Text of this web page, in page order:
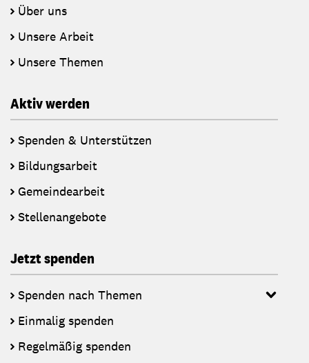
Über uns
Unsere Arbeit
Unsere Themen
Aktiv werden
Spenden & Unterstützen
Bildungsarbeit
Gemeindearbeit
Stellenangebote
Jetzt spenden
Spenden nach Themen
Einmalig spenden
Regelmäßig spenden